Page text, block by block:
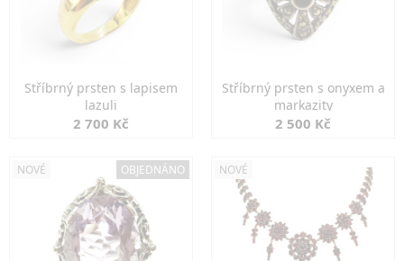
Stříbrný prsten s lapisem
lazuli
2 700 Kč
Stříbrný prsten s onyxem a
markazity
2 500 Kč
NOVÉ OBJEDNÁNO NOVÉ